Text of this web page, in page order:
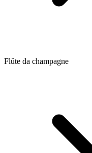
Flûte da champagne